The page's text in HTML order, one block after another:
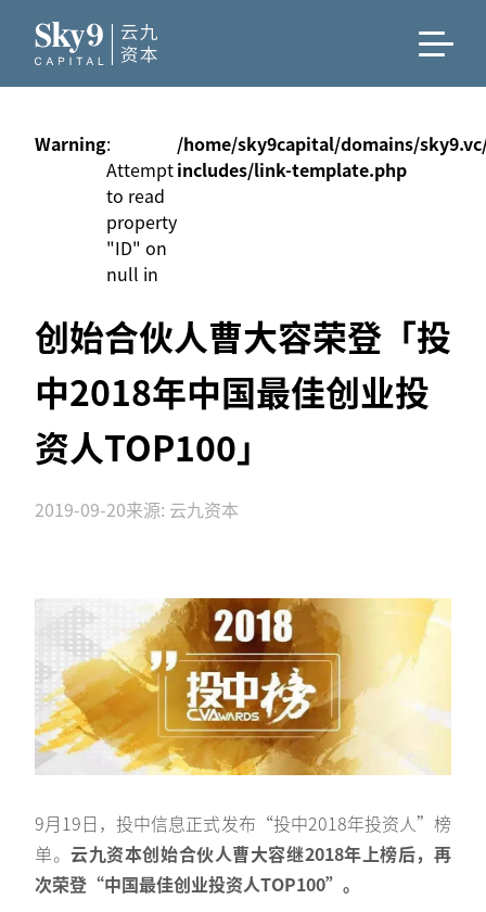
Warning:
Attempt
to read
property
"ID" on
null in
/home/sky9capital/domains/
includes/link-template.php
创始合伙人曹大容荣登「投
中2018年中国最佳创业投
资人TOP100」
2019-09-20来源: 云九资本
9月19日，投中信息正式发布“投中2018年投资人”榜
单。云九资本创始合伙人曹大容继2018年上榜后，再
次荣登“中国最佳创业投资人TOP100”。